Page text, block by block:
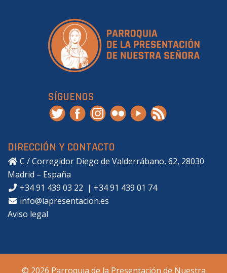
SÍGUENOS
DIRECCIÓN Y CONTACTO
C / Corregidor Diego de Valderrábano, 62, 28030
Madrid – España
+34 91 439 03 22 | +34 91 439 01 74
info@lapresentacion.es
Aviso legal
© 2026 Parroquia de la Presentación de Nuestra